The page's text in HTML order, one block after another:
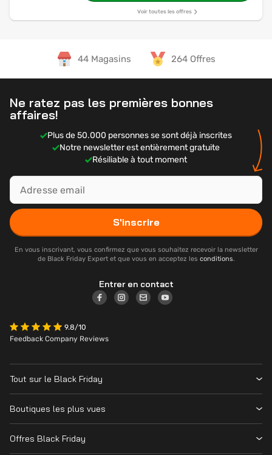
Voir toutes les offres
44 Magasins 264 Offres
Ne ratez pas les premières bonnes
affaires!
Plus de 50.000 personnes se sont déjà inscrites
Notre newsletter est entièrement gratuite
Résiliable à tout moment
S'inscrire
En vous inscrivant, vous confirmez que vous souhaitez recevoir la newsletter
de Black Friday Expert et que vous en acceptez les conditions.
Entrer en contact
9.8/10
Feedback Company Reviews
Tout sur le Black Friday
Magasins
Cyber Monday
Boutiques les plus vues
Offres Black Friday